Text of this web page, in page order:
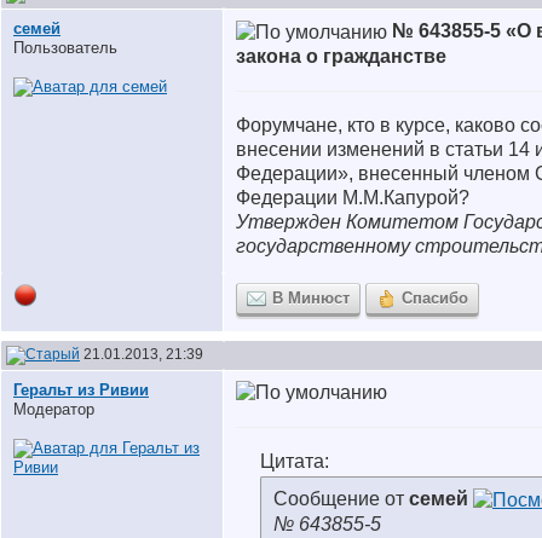
семей
Пользователь
№ 643855-5 «О
закона о гражданстве
Форумчане, кто в курсе, каково
внесении изменений в статьи 14
Федерации», внесенный членом
Федерации М.М.Капурой?
Утвержден Комитетом
государственному
В Минюст Спасибо
21.01.2013, 21:39
Геральт из Ривии
Модератор
Цитата:
Сообщение от семей
№ 643855-5